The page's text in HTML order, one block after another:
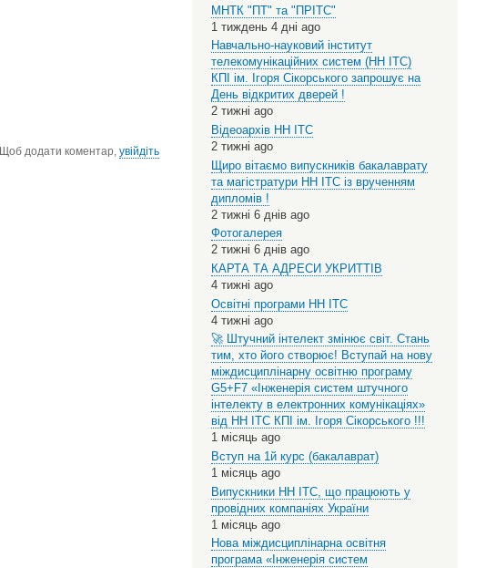
Щоб додати коментар, увійдіть
МНТК "ПТ" та "ПРІТС"
1 тиждень 4 дні ago
Навчально-науковий інститут
телекомунікаційних систем (НН ІТС)
КПІ ім. Ігоря Сікорського запрошує на
День відкритих дверей !
2 тижні ago
Відеоархів НН ІТС
2 тижні ago
Щиро вітаємо випускників бакалаврату
та магістратури НН ІТС із врученням
дипломів !
2 тижні 6 днів ago
Фотогалерея
2 тижні 6 днів ago
КАРТА ТА АДРЕСИ УКРИТТІВ
4 тижні ago
Освітні програми НН ІТС
4 тижні ago
🚀 Штучний інтелект змінює світ. Стань
тим, хто його створює! Вступай на нову
міждисциплінарну освітню програму
G5+F7 «Інженерія систем штучного
інтелекту в електронних комунікаціях»
від НН ІТС КПІ ім. Ігоря Сікорського !!!
1 місяць ago
Вступ на 1й курс (бакалаврат)
1 місяць ago
Випускники НН ІТС, що працюють у
провідних компаніях України
1 місяць ago
Нова міждисциплінарна освітня
програма «Інженерія систем